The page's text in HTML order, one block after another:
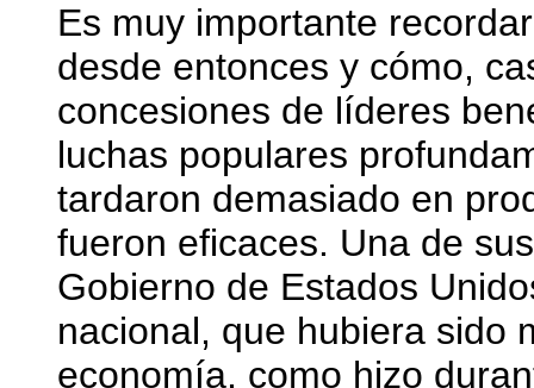
Es muy importante
desde entonces y cómo,
concesiones de líderes
luchas populares
tardaron demasiado en
fueron eficaces. Una de
Gobierno de Estados
nacional, que hubiera sido
economía, como hizo